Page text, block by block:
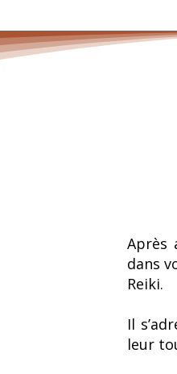
Après
dans
Reiki.
Il
leur